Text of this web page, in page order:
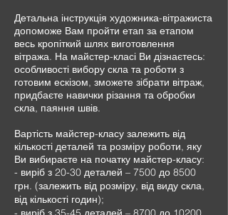
Детальна інструкція художника-вітражиста
допоможе Вам пройти етап за етапом
весь кропіткий шлях виготовлення
вітража. На майстер-класі Ви дізнаєтесь:
особливості вибору скла та роботи з
готовим ескізом, зможете зібрати вітраж,
придбаєте навички різання та обробки
скла, паяння швів.
Вартість майстер-класу залежить від
кількості деталей та розміру роботи, яку
Ви вибираєте на початку майстер-класу:
- виріб з 20-30 деталей – 7500 до 8500
грн. (залежить від розміру, від виду скла,
від кількості годин);